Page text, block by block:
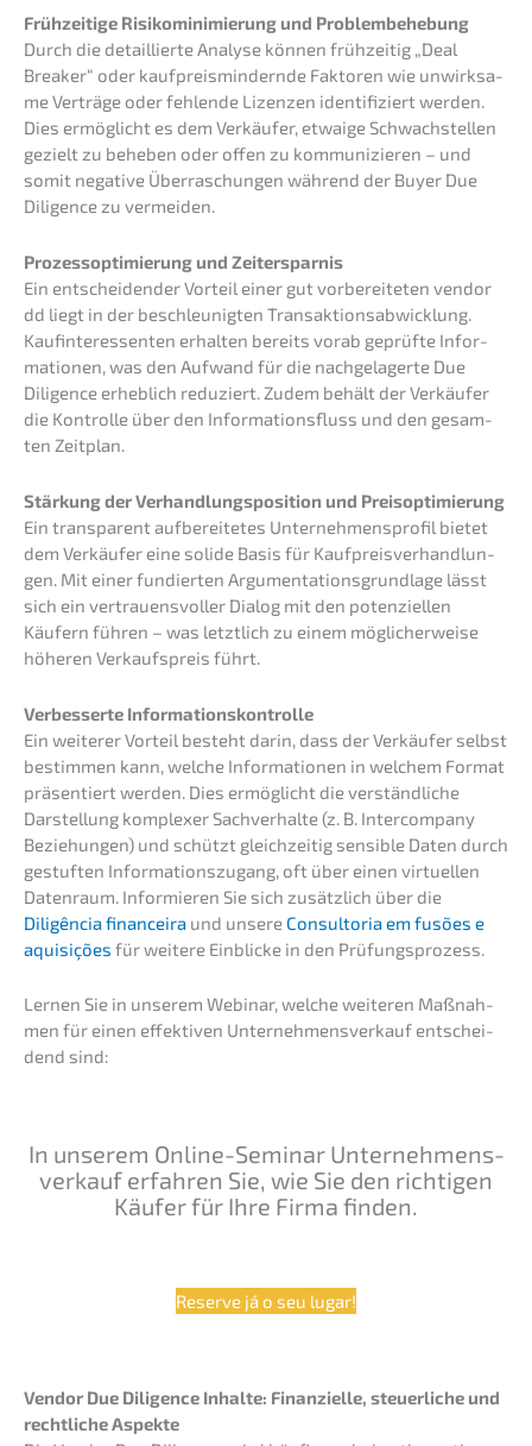
Frühzei­ti­ge Risiko­mi­ni­mie­rung und Problembehebung
Durch die detail­lier­te Analy­se können frühzei­tig „Deal
Break­er“ oder kaufpreis­min­dern­de Fakto­ren wie unwirk­sa­
me Verträ­ge oder fehlen­de Lizen­zen identi­fi­ziert werden.
Dies ermög­licht es dem Verkäu­fer, etwaige Schwach­stel­len
gezielt zu beheben oder offen zu kommu­ni­zie­ren – und
somit negati­ve Überra­schun­gen während der Buyer Due
Diligence zu vermeiden.
Prozess­op­ti­mie­rung und Zeitersparnis
Ein entschei­den­der Vorteil einer gut vorbe­rei­te­ten vendor
dd liegt in der beschleu­nig­ten Trans­ak­ti­ons­ab­wick­lung.
Kaufin­ter­es­sen­ten erhal­ten bereits vorab geprüf­te Infor­
ma­tio­nen, was den Aufwand für die nachge­la­ger­te Due
Diligence erheb­lich reduziert. Zudem behält der Verkäu­fer
die Kontrol­le über den Infor­ma­ti­ons­fluss und den gesam­
ten Zeitplan.
Stärkung der Verhand­lungs­po­si­ti­on und Preisoptimierung
Ein trans­pa­rent aufbe­rei­te­tes Unter­neh­mens­pro­fil bietet
dem Verkäu­fer eine solide Basis für Kaufpreis­ver­hand­lun­
gen. Mit einer fundier­ten Argumen­ta­ti­ons­grund­la­ge lässt
sich ein vertrau­ens­vol­ler Dialog mit den poten­zi­el­len
Käufern führen – was letzt­lich zu einem mögli­cher­wei­se
höheren Verkaufs­preis führt.
Verbes­ser­te Informationskontrolle
Ein weite­rer Vorteil besteht darin, dass der Verkäu­fer selbst
bestim­men kann, welche Infor­ma­tio­nen in welchem Format
präsen­tiert werden. Dies ermög­licht die verständ­li­che
Darstel­lung komple­xer Sachver­hal­te (z. B. Inter­com­pa­ny
Bezie­hun­gen) und schützt gleich­zei­tig sensi­ble Daten durch
gestuf­ten Infor­ma­ti­ons­zu­gang, oft über einen virtu­el­len
Daten­raum. Infor­mie­ren Sie sich zusätz­lich über die
Diligên­cia finance­i­ra und unsere Consult­oria em fusões e
aquisi­ções für weite­re Einbli­cke in den Prüfungsprozess.
Lernen Sie in unserem Webinar, welche weite­ren Maßnah­
men für einen effek­ti­ven Unter­nehmens­verkauf entschei­
dend sind:
In unserem Online-Seminar Unter­nehmens­
verkauf erfah­ren Sie, wie Sie den richti­gen
Käufer für Ihre Firma finden.
Reser­ve já o seu lugar!
Vendor Due Diligence Inhal­te: Finan­zi­el­le, steuer­li­che und
recht­li­che Aspekte